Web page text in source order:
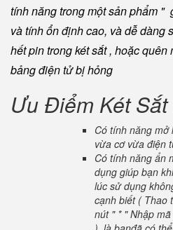
tính năng trong một sản phẩm "
và tính ổn định cao, và dễ dàng
hết pin trong két sắt , hoặc quên
bảng điện tử bị hỏng
Ưu Điểm Két
Có tính năng mở
vừa cơ vừa điện
Có tính năng ẩn
dụng giúp bạn
lúc sử dụng
cạnh biết ( Thao
nút " * " Nhập